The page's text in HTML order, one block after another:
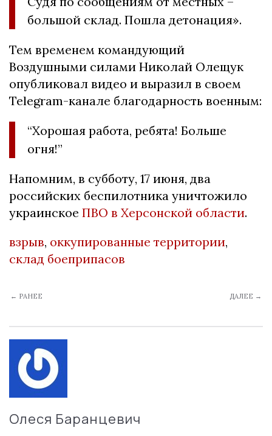
большой склад. Пошла детонация».
Тем временем командующий
Воздушными силами Николай Олещук
опубликовал видео и выразил в своем
Telegram-канале благодарность военным:
“Хорошая работа, ребята! Больше
огня!”
Напомним, в субботу, 17 июня, два
российских беспилотника уничтожило
украинское ПВО в Херсонской области.
взрыв, оккупированные территории,
склад боеприпасов
← РАНЕЕ ДАЛЕЕ →
Олеся Баранцевич